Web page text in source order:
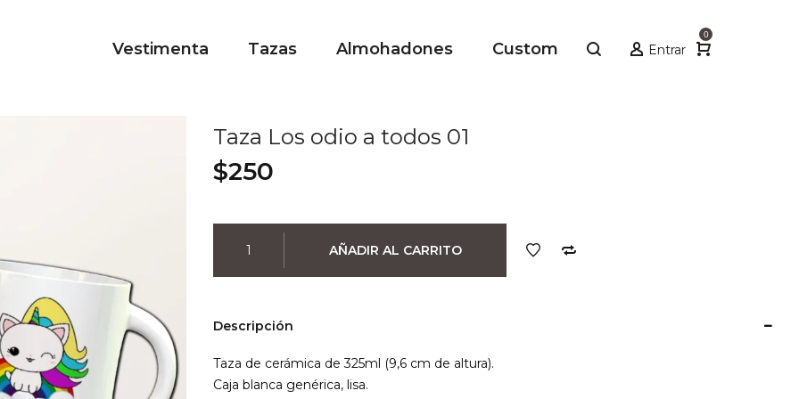
Entrar
0
Vestimenta Tazas Almohadones Custom
Taza Los odio a todos 01
$250
odio
todos
cantidad
AÑADIR AL CARRITO
Descripción
Taza de cerámica de 325ml (9,6 cm de altura).
Caja blanca genérica, lisa.